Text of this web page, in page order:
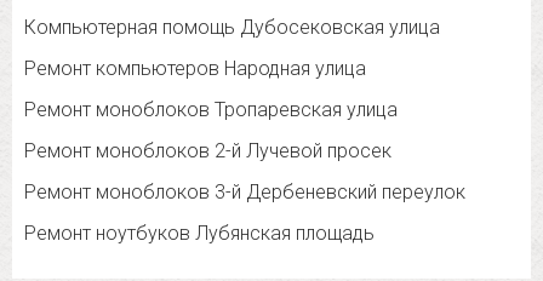
Компьютерная помощь Дубосековская улица
Ремонт компьютеров Народная улица
Ремонт моноблоков Тропаревская улица
Ремонт моноблоков 2-й Лучевой просек
Ремонт моноблоков 3-й Дербеневский переулок
Ремонт ноутбуков Лубянская площадь